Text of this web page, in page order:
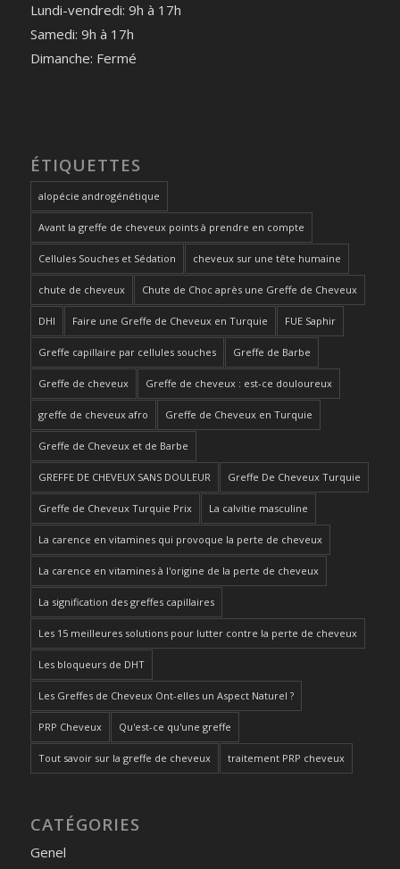
Lundi-vendredi: 9h à 17h
Samedi: 9h à 17h
Dimanche: Fermé
ÉTIQUETTES
alopécie androgénétique
Avant la greffe de cheveux points à prendre en compte
Cellules Souches et Sédation cheveux sur une tête humaine
chute de cheveux Chute de Choc après une Greffe de Cheveux
DHI Faire une Greffe de Cheveux en Turquie FUE Saphir
Greffe capillaire par cellules souches Greffe de Barbe
Greffe de cheveux Greffe de cheveux : est-ce douloureux
greffe de cheveux afro Greffe de Cheveux en Turquie
Greffe de Cheveux et de Barbe
GREFFE DE CHEVEUX SANS DOULEUR Greffe De Cheveux Turquie
Greffe de Cheveux Turquie Prix La calvitie masculine
La carence en vitamines qui provoque la perte de cheveux
La carence en vitamines à l'origine de la perte de cheveux
La signification des greffes capillaires
Les 15 meilleures solutions pour lutter contre la perte de cheveux
Les bloqueurs de DHT
Les Greffes de Cheveux Ont-elles un Aspect Naturel ?
PRP Cheveux Qu'est-ce qu'une greffe
Tout savoir sur la greffe de cheveux traitement PRP cheveux
CATÉGORIES
Genel